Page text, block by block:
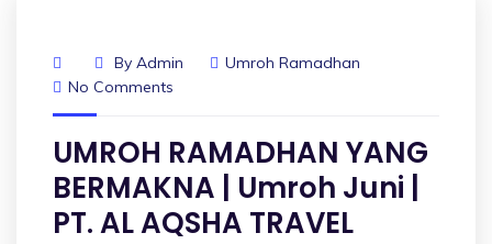
By Admin
Umroh Ramadhan
No Comments
UMROH RAMADHAN YANG
BERMAKNA | Umroh Juni |
PT. AL AQSHA TRAVEL